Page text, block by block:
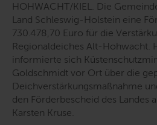
HOHWACHT/KIEL. Die
Land Schleswig-Holstein eine
730.478,70 Euro für die
Regionaldeiches Alt-Hohwacht.
informierte sich
Goldschmidt vor Ort über die
Deichverstärkungsmaßnahme
den Förderbescheid des Landes
Karsten Kruse.